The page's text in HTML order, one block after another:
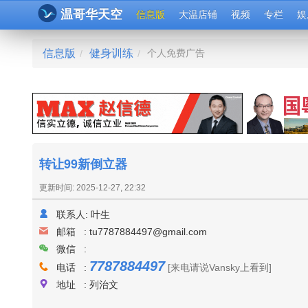
温哥华天空 信息版 大温店铺 视频 专栏
信息版 / 健身训练 / 个人免费广告
转让99新倒立器
更新时间: 2025-12-27, 22:32
联系人: 叶生
邮箱 : tu7787884497@gmail.com
微信 :
电话 : 7787884497 [来电请说Vansky上看到]
地址 : 列治文